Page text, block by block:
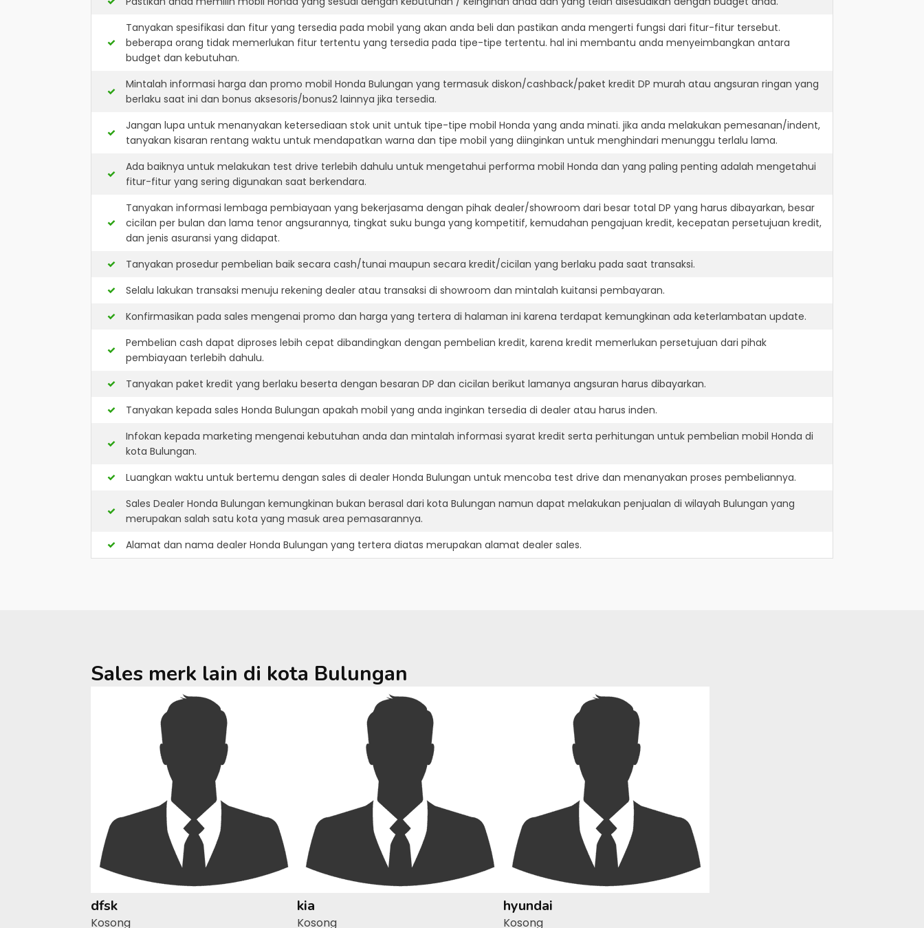
Tanyakan spesifikasi dan fitur yang tersedia pada mobil yang akan anda beli dan pastikan anda mengerti fungsi dari fitur-fitur tersebut.
beberapa orang tidak memerlukan fitur tertentu yang tersedia pada tipe-tipe tertentu. hal ini membantu anda menyeimbangkan antara
budget dan kebutuhan.
Mintalah informasi harga dan promo mobil Honda Bulungan yang termasuk diskon/cashback/paket kredit DP murah atau angsuran ringan yang
berlaku saat ini dan bonus aksesoris/bonus2 lainnya jika tersedia.
Jangan lupa untuk menanyakan ketersediaan stok unit untuk tipe-tipe mobil Honda yang anda minati. jika anda melakukan pemesanan/indent,
tanyakan kisaran rentang waktu untuk mendapatkan warna dan tipe mobil yang diinginkan untuk menghindari menunggu terlalu lama.
Ada baiknya untuk melakukan test drive terlebih dahulu untuk mengetahui performa mobil Honda dan yang paling penting adalah mengetahui
fitur-fitur yang sering digunakan saat berkendara.
Tanyakan informasi lembaga pembiayaan yang bekerjasama dengan pihak dealer/showroom dari besar total DP yang harus dibayarkan, besar
cicilan per bulan dan lama tenor angsurannya, tingkat suku bunga yang kompetitif, kemudahan pengajuan kredit, kecepatan persetujuan kredit,
dan jenis asuransi yang didapat.
Tanyakan prosedur pembelian baik secara cash/tunai maupun secara kredit/cicilan yang berlaku pada saat transaksi.
Selalu lakukan transaksi menuju rekening dealer atau transaksi di showroom dan mintalah kuitansi pembayaran.
Konfirmasikan pada sales mengenai promo dan harga yang tertera di halaman ini karena terdapat kemungkinan ada keterlambatan update.
Pembelian cash dapat diproses lebih cepat dibandingkan dengan pembelian kredit, karena kredit memerlukan persetujuan dari pihak
pembiayaan terlebih dahulu.
Tanyakan paket kredit yang berlaku beserta dengan besaran DP dan cicilan berikut lamanya angsuran harus dibayarkan.
Tanyakan kepada sales Honda Bulungan apakah mobil yang anda inginkan tersedia di dealer atau harus inden.
Infokan kepada marketing mengenai kebutuhan anda dan mintalah informasi syarat kredit serta perhitungan untuk pembelian mobil Honda di
kota Bulungan.
Luangkan waktu untuk bertemu dengan sales di dealer Honda Bulungan untuk mencoba test drive dan menanyakan proses pembeliannya.
Sales Dealer Honda Bulungan kemungkinan bukan berasal dari kota Bulungan namun dapat melakukan penjualan di wilayah Bulungan yang
merupakan salah satu kota yang masuk area pemasarannya.
Alamat dan nama dealer Honda Bulungan yang tertera diatas merupakan alamat dealer sales.
Sales merk lain di kota Bulungan
dfsk
Kosong
kia
Kosong
hyundai
Kosong